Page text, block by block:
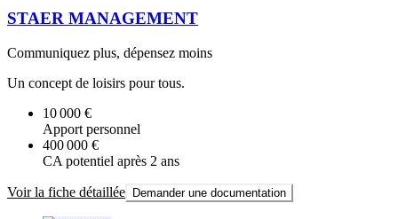
STAER MANAGEMENT
Communiquez plus, dépensez moins
Un concept de loisirs pour tous.
10 000 €
Apport personnel
400 000 €
CA potentiel après 2 ans
Voir la fiche détaillée Demander une documentation